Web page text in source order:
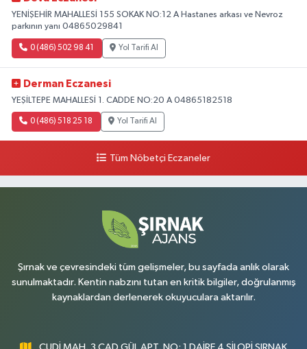
YENİŞEHİR MAHALLESİ 155 SOKAK NO:12 A Hastanes arkası ve Nevroz
parkının yanı 04865029841
0 (486) 502 98 41 Yol Tarifi Al
Derman Eczanesi
YEŞİLTEPE MAHALLESİ 1. CADDE NO:20 A 04865182518
0 (486) 518 25 18 Yol Tarifi Al
Tüm Nöbetçi Eczaneler
Şırnak ve çevresindeki tüm gelişmeler, bu sayfada anlık olarak
sunulmaktadır. Kentin nabzını tutan en kritik bilgiler, doğrulanmış
kaynaklardan derlenerek okuyuculara aktarılır.